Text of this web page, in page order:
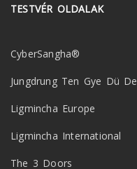
TESTVÉR OLDALAK
CyberSangha®
Jungdrung Ten Gye Dü De
Ligmincha Europe
Ligmincha International
The 3 Doors